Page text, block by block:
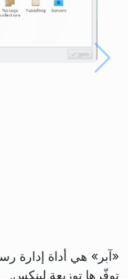
«آبر» هي أداة إدارة
توفّرها توزيعة لينكس.